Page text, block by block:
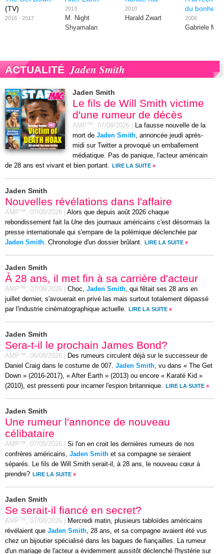
(TV)
2016 - 2017
2013
M. Night
Shyamalan
2010
Harald Zwart
du bonheur
2006
Gabriele
ACTUALITÉ Jaden Smith
Jaden Smith
Le fils de Will Smith victime
d'une rumeur de décès
AMP™, 07/08/2026
La fausse nouvelle de la
mort de Jaden Smith, annoncée jeudi après-
midi sur Twitter a provoqué un emballement
médiatique. Pas de panique, l'acteur américain
de 28 ans est vivant et bien portant.
LIRE LA SUITE »
Jaden Smith
Nouvelles révélations dans l'affaire
AMP™, 07/08/2026
Alors que depuis août 2026 chaque
rebondissement fait la Une des journaux américains c'est désormais la
presse internationale qui s'empare de la polémique déclenchée par
Jaden Smith. Chronologie d'un dossier brûlant. LIRE LA SUITE »
Jaden Smith
À 28 ans, il met fin à sa carrière d'acteur
AMP™, 07/08/2026 Choc, Jaden Smith, qui fêtait ses 28 ans en
juillet dernier, s'avouerait en privé las mais surtout totalement dépassé
par l'industrie cinématographique actuelle.
LIRE LA SUITE »
Jaden Smith
Sera-t-il le prochain James Bond?
AMP™, 06/08/2026
Des rumeurs circulent déjà sur le successeur de
Daniel Craig dans le costume de 007. Jaden Smith, vu dans « The Get
Down » (2016-2017), « After Earth » (2013) ou encore « Karaté Kid »
(2010), est pressenti pour incarner l'espion britannique.
LIRE LA SUITE »
Jaden Smith
Une rumeur l'annonce de nouveau
célibataire
AMP™, 07/08/2026
Si l'on en croit les dernières rumeurs de nos
confrères américains, Jaden Smith et sa compagne se seraient
séparés. Le fils de Will Smith serait-il, à 28 ans, le nouveau cœur à
prendre? LIRE LA SUITE »
Jaden Smith
Se serait-il fiancé en secret?
AMP™, 07/08/2026
Mercredi matin, plusieurs tabloïdes américains
révélaient que Jaden Smith, 28 ans, et sa compagne avaient été vus
chez un bijoutier spécialisé dans les bagues de fiançailles. La rumeur
d'un mariage de l'acteur a évidemment aussitôt déclenché l'hystérie sur